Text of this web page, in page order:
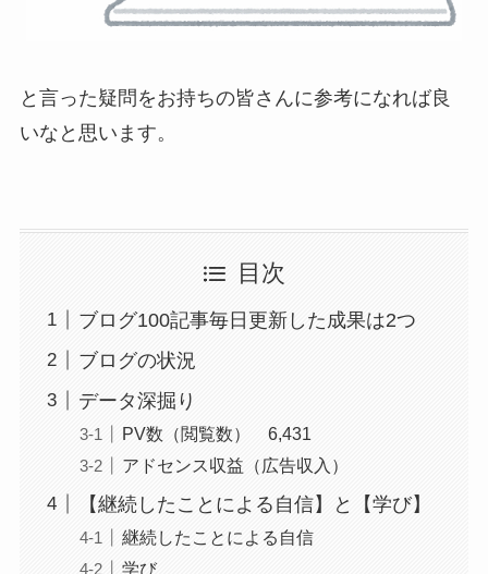
と言った疑問をお持ちの皆さんに参考になれば良
いなと思います。
目次
ブログ100記事毎日更新した成果は2つ
ブログの状況
データ深掘り
PV数（閲覧数） 6,431
アドセンス収益（広告収入）
【継続したことによる自信】と【学び】
継続したことによる自信
学び